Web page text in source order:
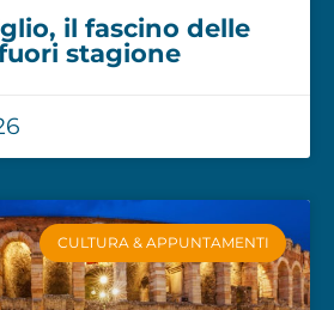
il fascino delle
stagione
CULTURA & APPUNTAMENTI